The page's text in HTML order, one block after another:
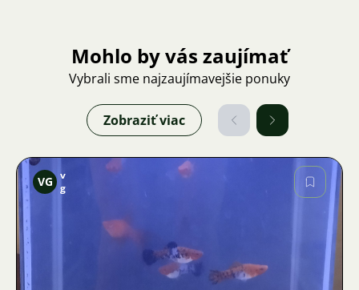
Mohlo by vás zaujímať
Vybrali sme najzaujímavejšie ponuky
Zobraziť viac
Obrázok
VG v
g